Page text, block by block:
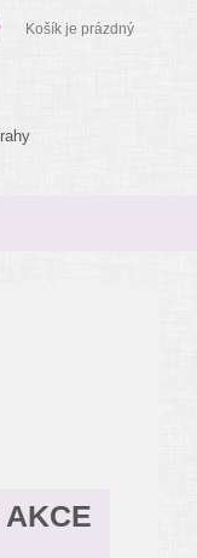
Košík je prázdný